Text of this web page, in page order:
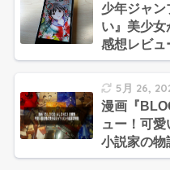
少年ジャン
い』美少
感想レビュ
5月 26,
漫画『
ュー！可
小説家の物